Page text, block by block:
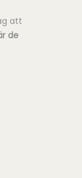
att
de